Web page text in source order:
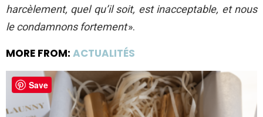
harcèlement, quel qu’il soit, est inacceptable, et nous
le condamnons fortement».
MORE FROM: ACTUALITÉS
Save